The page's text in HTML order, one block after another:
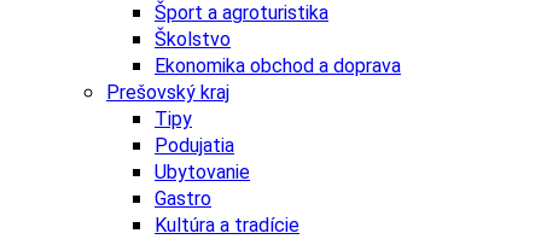
Šport a agroturistika
Školstvo
Ekonomika obchod a doprava
Prešovský kraj
Tipy
Podujatia
Ubytovanie
Gastro
Kultúra a tradície